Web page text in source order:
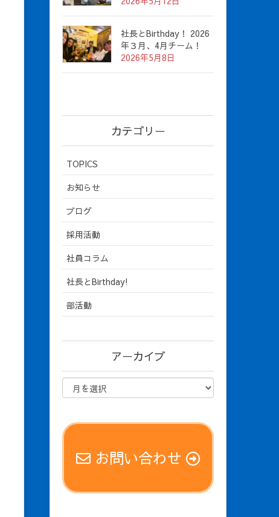
社長とBirthday！ 2026
年３月、4月チーム！
2026年5月8日
カテゴリー
TOPICS
お知らせ
ブログ
採用活動
社員コラム
社長とBirthday!
部活動
アーカイブ
お問い合わせ